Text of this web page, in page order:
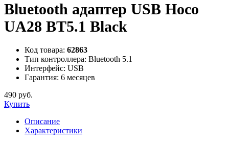
Bluetooth адаптер USB Hoco
UA28 BT5.1 Black
Код товара: 62863
Тип контроллера: Bluetooth 5.1
Интерфейс: USB
Гарантия: 6 месяцев
490 руб.
Купить
Описание
Характеристики